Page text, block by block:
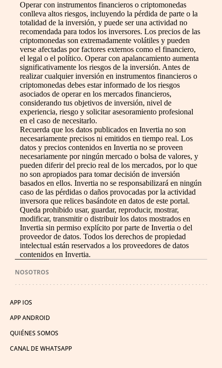
Operar con instrumentos financieros o criptomonedas
conlleva altos riesgos, incluyendo la pérdida de parte o la
totalidad de la inversión, y puede ser una actividad no
recomendada para todos los inversores. Los precios de las
criptomonedas son extremadamente volátiles y pueden
verse afectadas por factores externos como el financiero,
el legal o el político. Operar con apalancamiento aumenta
significativamente los riesgos de la inversión. Antes de
realizar cualquier inversión en instrumentos financieros o
criptomonedas debes estar informado de los riesgos
asociados de operar en los mercados financieros,
considerando tus objetivos de inversión, nivel de
experiencia, riesgo y solicitar asesoramiento profesional
en el caso de necesitarlo.
Recuerda que los datos publicados en Invertia no son
necesariamente precisos ni emitidos en tiempo real. Los
datos y precios contenidos en Invertia no se proveen
necesariamente por ningún mercado o bolsa de valores, y
pueden diferir del precio real de los mercados, por lo que
no son apropiados para tomar decisión de inversión
basados en ellos. Invertia no se responsabilizará en ningún
caso de las pérdidas o daños provocadas por la actividad
inversora que relices basándote en datos de este portal.
Queda prohibido usar, guardar, reproducir, mostrar,
modificar, transmitir o distribuir los datos mostrados en
Invertia sin permiso explícito por parte de Invertia o del
proveedor de datos. Todos los derechos de propiedad
intelectual están reservados a los proveedores de datos
contenidos en Invertia.
NOSOTROS
APP IOS
APP ANDROID
QUIÉNES SOMOS
CANAL DE WHATSAPP